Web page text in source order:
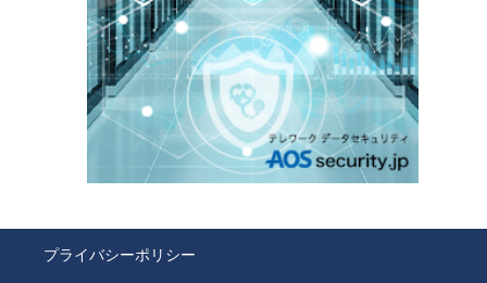
プライバシーポリシー